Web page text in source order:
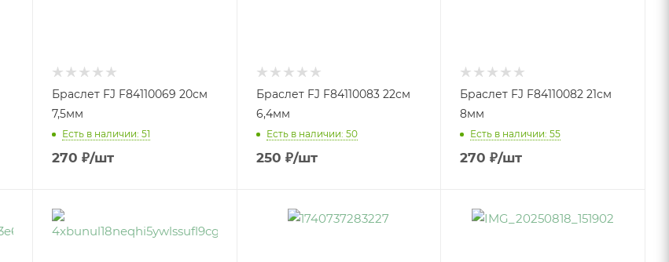
Браслет FJ F84110069 20см
7,5мм
Есть в наличии: 51
270 ₽/шт
Браслет FJ F84110083 22см
6,4мм
Есть в наличии: 50
250 ₽/шт
Браслет FJ F84110082 21см
8мм
Есть в наличии: 55
270 ₽/шт